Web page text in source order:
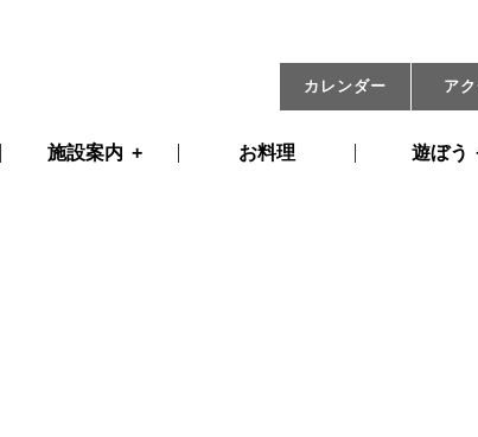
カレンダー ア
施設案内 お料理 遊ぼう
01月31日(金) 09:00